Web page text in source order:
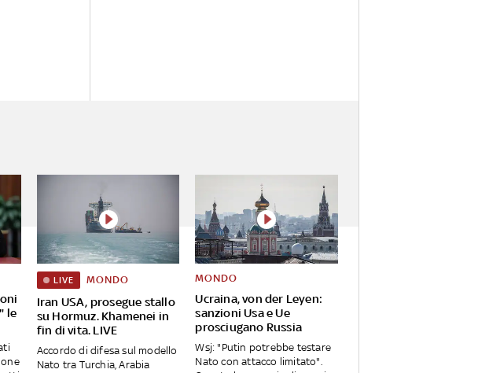
le
Iran USA, prosegue stallo
su Hormuz. Khamenei in
fin di vita. LIVE
LIVE MONDO
Accordo di difesa sul modello
Nato tra Turchia, Arabia
Ucraina, von der Leyen:
sanzioni Usa e Ue
prosciugano Russia
MONDO
Wsj: "Putin potrebbe testare
Nato con attacco limitato".